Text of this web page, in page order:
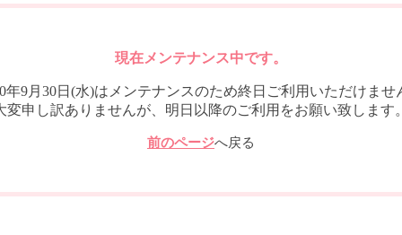
現在メンテナンス中です。
年9月30日(水)はメンテナンスのため終日ご利用いただけませ
変申し訳ありませんが、明日以降のご利用をお願い致します
前のページへ戻る